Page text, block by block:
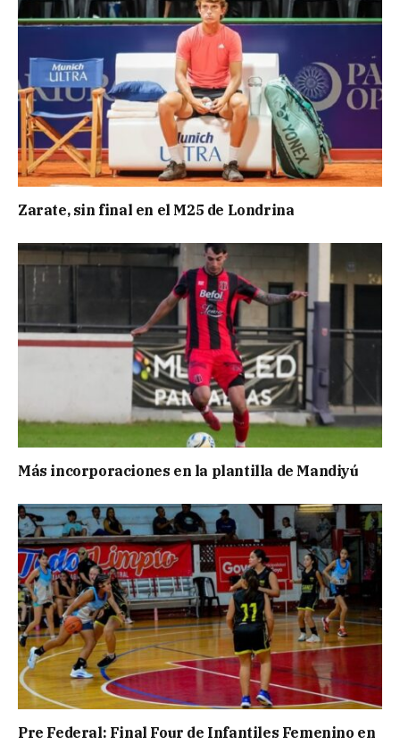
Zarate, sin final en el M25 de Londrina
Más incorporaciones en la plantilla de Mandiyú
Pre Federal: Final Four de Infantiles Femenino en